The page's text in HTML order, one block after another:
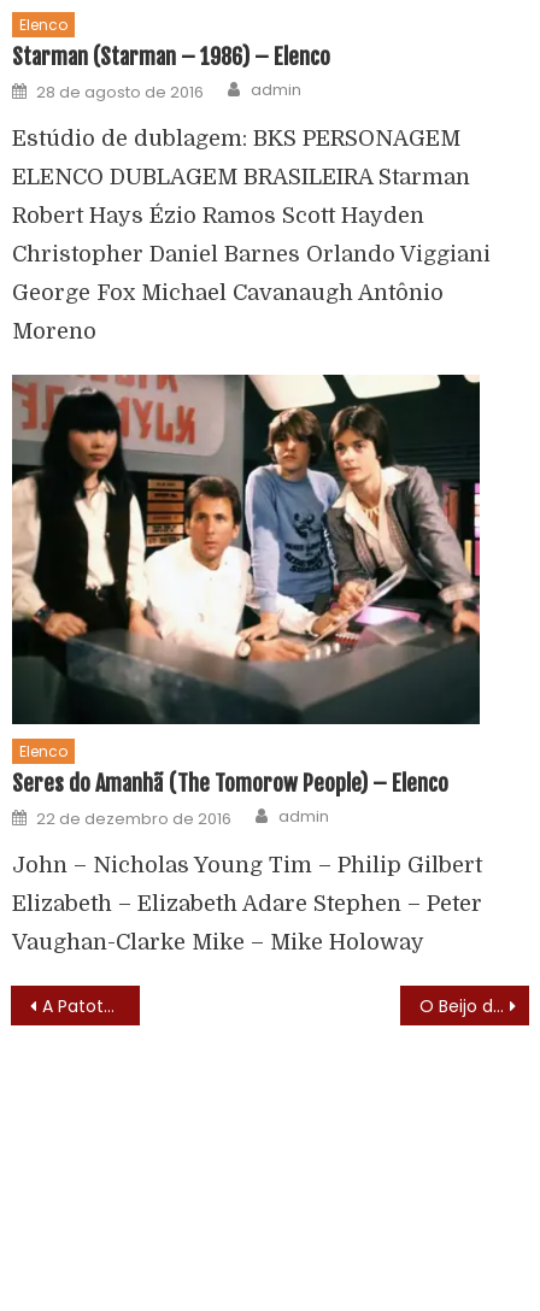
Elenco
Starman (Starman – 1986) – Elenco
28 de agosto de 2016 admin
Estúdio de dublagem: BKS PERSONAGEM
ELENCO DUBLAGEM BRASILEIRA Starman
Robert Hays Ézio Ramos Scott Hayden
Christopher Daniel Barnes Orlando Viggiani
George Fox Michael Cavanaugh Antônio
Moreno
Elenco
Seres do Amanhã (The Tomorow People) – Elenco
22 de dezembro de 2016 admin
John – Nicholas Young Tim – Philip Gilbert
Elizabeth – Elizabeth Adare Stephen – Peter
Vaughan-Clarke Mike – Mike Holoway
A Patota (1972) – Trilha Sonora O Beijo do Vampiro (2002)